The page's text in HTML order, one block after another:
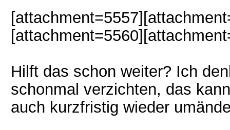
Hilft das schon weiter? Ich
schonmal verzichten, das
auch kurzfristig wieder